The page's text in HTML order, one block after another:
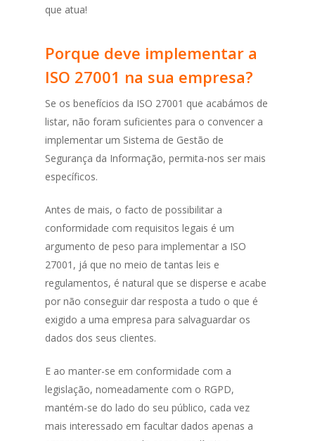
que atua!
Porque deve implementar a
ISO 27001 na sua empresa?
Se os benefícios da ISO 27001 que acabámos de
listar, não foram suficientes para o convencer a
implementar um Sistema de Gestão de
Segurança da Informação, permita-nos ser mais
específicos.
Antes de mais, o facto de possibilitar a
conformidade com requisitos legais é um
argumento de peso para implementar a ISO
27001, já que no meio de tantas leis e
regulamentos, é natural que se disperse e acabe
por não conseguir dar resposta a tudo o que é
exigido a uma empresa para salvaguardar os
dados dos seus clientes.
E ao manter-se em conformidade com a
legislação, nomeadamente com o RGPD,
mantém-se do lado do seu público, cada vez
mais interessado em facultar dados apenas a